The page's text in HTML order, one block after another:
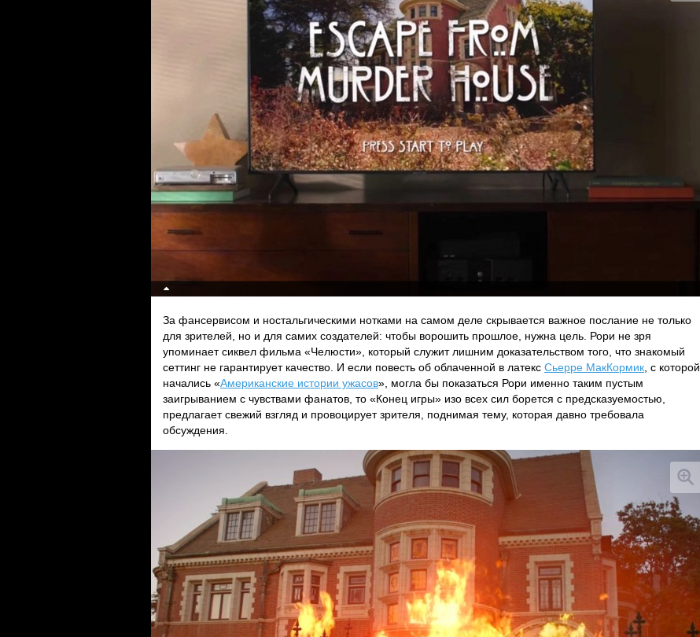
За фансервисом и ностальгическими нотками на самом деле скрывается важное послание не только
для зрителей, но и для самих создателей: чтобы ворошить прошлое, нужна цель. Рори не зря
упоминает сиквел фильма «Челюсти», который служит лишним доказательством того, что знакомый
сеттинг не гарантирует качество. И если повесть об облаченной в латекс Сьерре МакКормик , с которой
начались «Американские истории ужасов», могла бы показаться Рори именно таким пустым
заигрыванием с чувствами фанатов, то «Конец игры» изо всех сил борется с предсказуемостью,
предлагает свежий взгляд и провоцирует зрителя, поднимая тему, которая давно требовала
обсуждения.